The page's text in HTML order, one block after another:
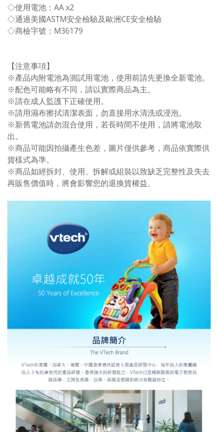
◇使用電池：AA x2
◇通過美國ASTM安全檢驗及歐洲CE安全檢驗
◇商檢字號：M36179
【注意事項】
※產品內附電池為測試用電池，使用前請先更換全新電池。
※配色可能略有不同，請以實際商品為主。
※請在成人監護下正確使用。
※請用濕布擦拭清潔表面，勿直接用水清洗或浸泡。
※新舊電池請勿混合使用，若長時間不使用，請將電池取
出。
※商品可能因拍攝產生色差，圖片僅供參考，商品依實際供
貨樣式為準。
※商品如經拆封、使用、拆解或組裝以致缺乏完整性及失去
再販售價值時，將會影響您的退換貨權益。